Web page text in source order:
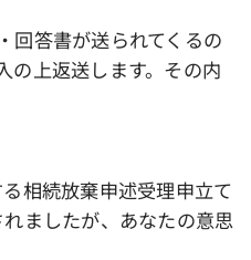
答書が送られてくるの
の上返送します。その内
相続放棄申述受理申立て
ましたが、あなたの意思